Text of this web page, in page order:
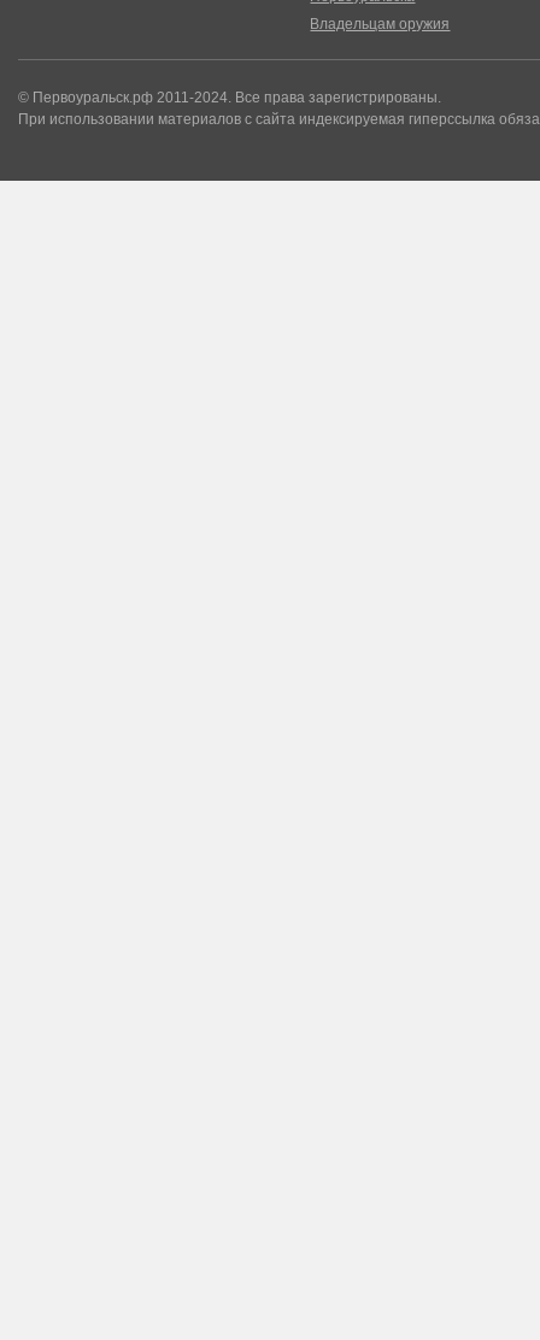
Владельцам оружия
© Первоуральск.рф 2011-2024. Все права зарегистрированы.
При использовании материалов с сайта индексируемая гиперссылка